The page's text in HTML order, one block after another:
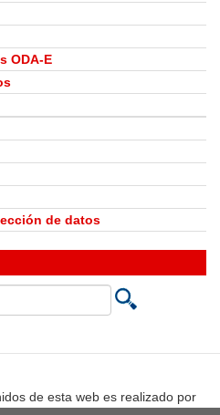
ODA-E
de datos
de esta web es realizado por